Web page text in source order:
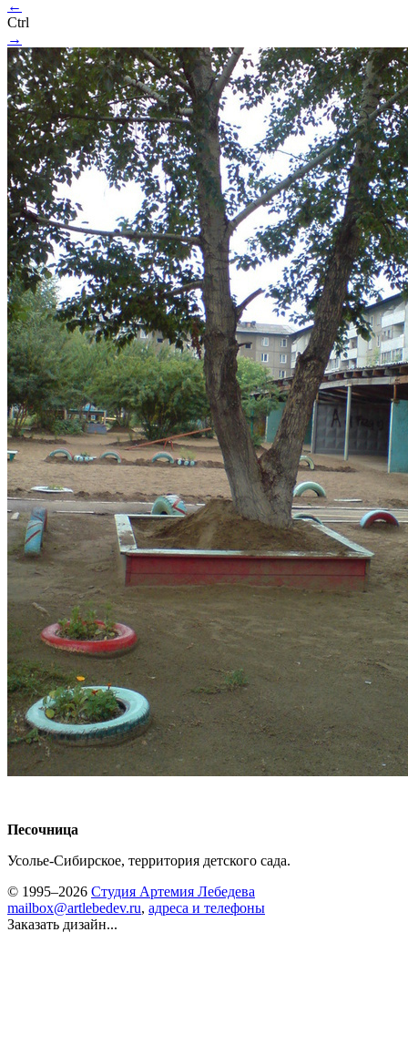
←
Ctrl
→
Песочница
Усолье-Сибирское, территория детского сада.
© 1995–2026 Студия Артемия Лебедева
mailbox@artlebedev.ru, адреса и телефоны
Заказать дизайн...